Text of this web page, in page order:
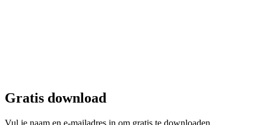
Gratis download
Vul je naam en e-mailadres in om gratis te downloaden